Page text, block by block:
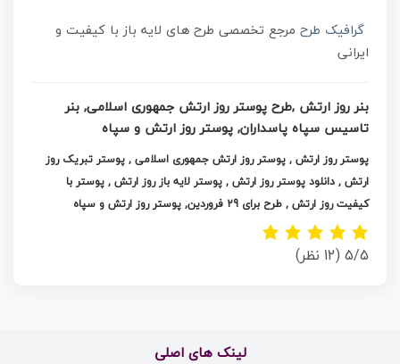
گرافیک طرح مرجع تخصصی طرح های لایه باز با کیفیت و
ایرانی
بنر روز ارتش ,طرح پوستر روز ارتش جمهوری اسلامی, بنر
تاسیس سپاه پاسداران, پوستر روز ارتش و سپاه
پوستر روز ارتش , پوستر روز ارتش جمهوری اسلامی , پوستر تبریک روز
ارتش , دانلود پوستر روز ارتش , پوستر لایه باز روز ارتش , پوستر با
کیفیت روز ارتش , طرح برای 29 فروردین, پوستر روز ارتش و سپاه
5/5 (12 نظر)
لینک های اصلی